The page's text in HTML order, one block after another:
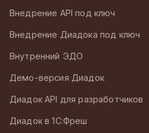
Внедрение API под ключ
Внедрение Диадока под ключ
Внутренний ЭДО
Демо-версия Диадок
Диадок API для разработчиков
Диадок в 1С:Фреш